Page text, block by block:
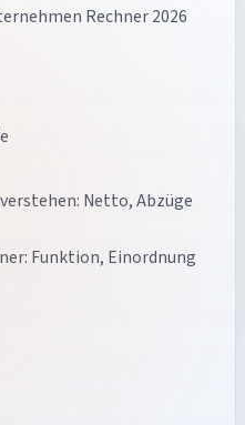
Rechner 2026
Netto, Abzüge
Funktion, Einordnung